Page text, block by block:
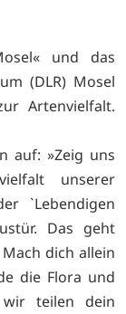
und das
(DLR) Mosel
Artenvielfalt.
auf: »Zeig uns
unserer
`Lebendigen
Das geht
dich allein
die Flora und
teilen dein